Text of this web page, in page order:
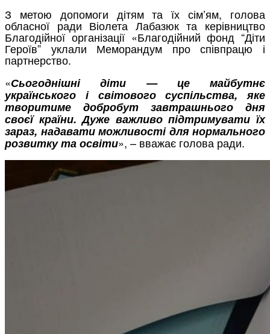
З метою допомоги дітям та їх сім’ям, голова
обласної ради Віолета Лабазюк та керівництво
Благодійної організації «Благодійний фонд “Діти
Героїв” уклали Меморандум про співпрацю і
партнерство.
«Сьогоднішні діти — це майбутнє
українського і світового суспільства, яке
творитиме добробут завтрашнього дня
своєї країни. Дуже важливо підтримувати їх
зараз, надавати можливості для нормального
розвитку та освіти», – вважає голова ради.